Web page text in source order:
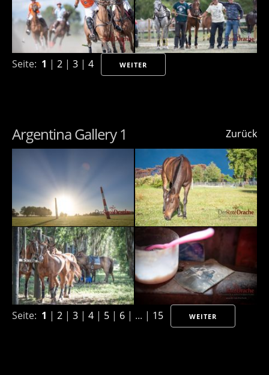
Seite: 1 | 2 | 3 | 4 WEITER
Zurück
Argentina Gallery 1
Seite: 1 | 2 | 3 | 4 | 5 | 6 | ... | 15 WEITER